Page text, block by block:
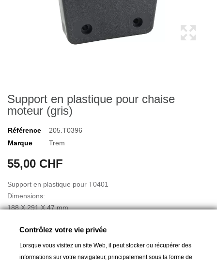
Support en plastique pour chaise
moteur (gris)
Référence
205.T0396
Marque
Trem
55,00 CHF
Support en plastique pour T0401
Dimensions:
188 X 291 X 47 mm
Entraxe des trous:
Hauteur: 125 mm
Largeur: 95 mm
Contrôlez votre vie privée
Lorsque vous visitez un site Web, il peut stocker ou récupérer des
informations sur votre navigateur, principalement sous la forme de